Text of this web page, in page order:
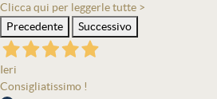
Clicca qui per leggerle tutte >
Precedente
Successivo
Ieri
Consigliatissimo !